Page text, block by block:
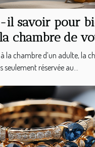
il savoir pour
chambre de
la chambre d’un adulte, la
seulement réservée au...